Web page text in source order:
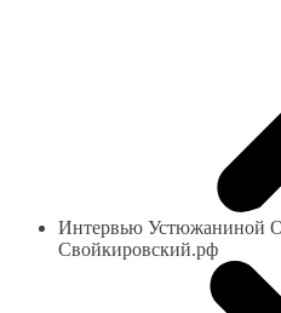
Интервью Устюжаниной
Свойкировский.рф